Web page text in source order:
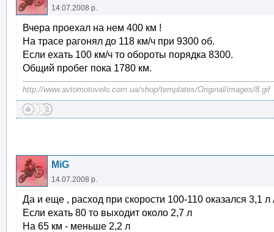
14.07.2008 р.
Вчера проехал на нем 400 км !
На трасе рагонял до 118 км/ч при 9300 об.
Если ехать 100 км/ч то обороты порядка 8300.
Общий пробег пока 1780 км.
http://www.avtomotovelo.com.ua/shop/templates/Original/images/8.gif
MiG
14.07.2008 р.
Да и еще , расход при скорости 100-110 оказался 3,1
Если ехать 80 то выходит около 2,7 л
На 65 км - меньше 2,2 л